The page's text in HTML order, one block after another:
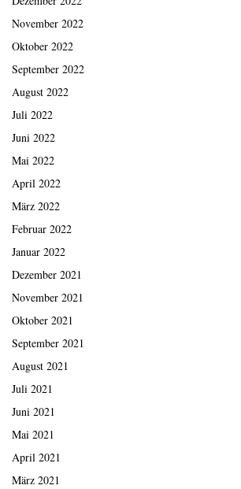
November 2022
Oktober 2022
September 2022
August 2022
Juli 2022
Juni 2022
Mai 2022
April 2022
März 2022
Februar 2022
Januar 2022
Dezember 2021
November 2021
Oktober 2021
September 2021
August 2021
Juli 2021
Juni 2021
Mai 2021
April 2021
März 2021